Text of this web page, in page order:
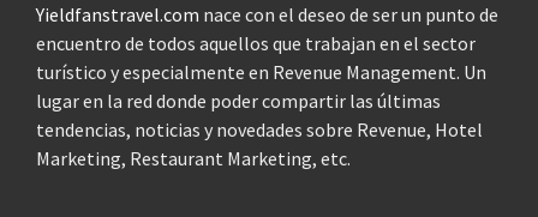
Yieldfanstravel.com nace con el deseo de ser un punto de
encuentro de todos aquellos que trabajan en el sector
turístico y especialmente en Revenue Management. Un
lugar en la red donde poder compartir las últimas
tendencias, noticias y novedades sobre Revenue, Hotel
Marketing, Restaurant Marketing, etc.